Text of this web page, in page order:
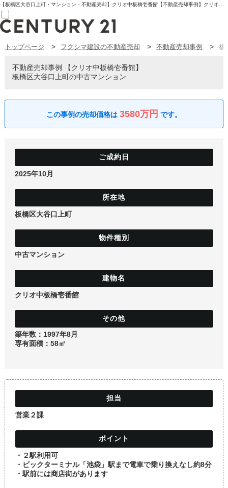
売買部
賃貸部
03-6912-3505
新規会員登録
物件閲覧履歴
購入TOP
学区から探す
町名から探す
新築戸建て
中古戸建て
トップページ フクシマ建設の不動産売却 不動産売却事例 板
不動産売却事例
クリオ中板橋壱番館
板橋区大谷口上町の中古マンション
3580万円
2025年10月
板橋区大谷口上町
中古マンション
クリオ中板橋壱番館
築年数：1997年8月
専有面積：58㎡
営業２課
・２駅利用可
・ビックターミナル「池袋」駅まで電車で乗り換えなし約8分
・駅前には商店街があります